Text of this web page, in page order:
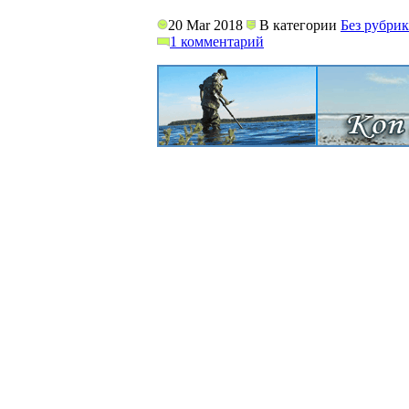
20 Mar 2018 В категории Без
1 комментарий